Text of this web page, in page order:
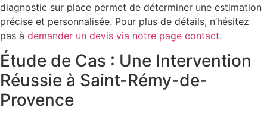
diagnostic sur place permet de déterminer une estimation
précise et personnalisée. Pour plus de détails, n’hésitez
pas à demander un devis via notre page contact.
Étude de Cas : Une Intervention
Réussie à Saint-Rémy-de-
Provence